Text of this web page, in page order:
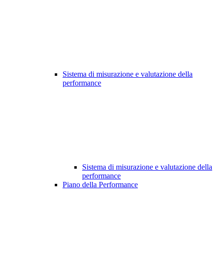
Sistema di misurazione e valutazione della
performance
Sistema di misurazione e valutazione della
performance
Piano della Performance